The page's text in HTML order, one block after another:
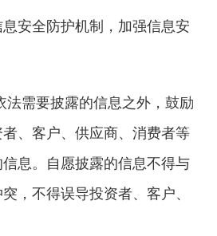
全防护机制，加强信息安
法需要披露的信息之外，鼓励
、客户、供应商、消费者等
息。自愿披露的信息不得与
，不得误导投资者、客户、